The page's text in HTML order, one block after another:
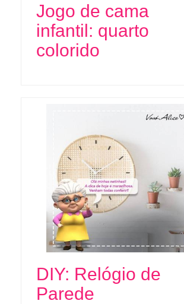
Jogo de cama
infantil: quarto
colorido
DIY: Relógio de
Parede